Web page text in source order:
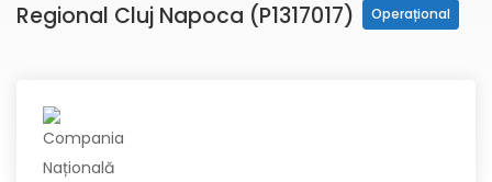
Regional Cluj Napoca (P1317017)
Operațional